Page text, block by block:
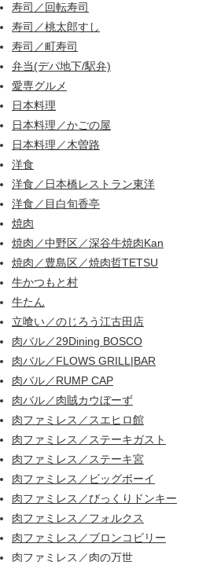
寿司／回転寿司
寿司／桃太郎すし
寿司／町寿司
弁当(デパ地下/駅弁)
愛専グルメ
日本料理
日本料理／かごの屋
日本料理／木曽路
洋食
洋食／日本橋レストラン東洋
洋食／目白旬香亭
焼肉
焼肉／中野区／深谷牛焼肉Kan
焼肉／豊島区／焼肉哲TETSU
牛かつもと村
牛たん
立喰い／のじろう江古田店
肉バル／29Dining BOSCO
肉バル／FLOWS GRILL|BAR
肉バル／RUMP CAP
肉バル／肉賊カウぼーず
肉ファミレス／スエヒロ館
肉ファミレス／ステーキガスト
肉ファミレス／ステーキ宮
肉ファミレス／ビッグボーイ
肉ファミレス／びっくりドンキー
肉ファミレス／フォルクス
肉ファミレス／ブロンコビリー
肉ファミレス／肉の万世